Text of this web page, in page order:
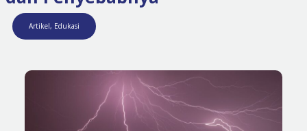
Artikel, Edukasi